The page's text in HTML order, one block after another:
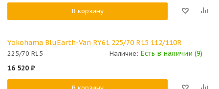
В корзину
Yokohama BluEarth-Van RY61 225/70 R15 112/110R
225/70 R15 Наличие: Есть в наличии (9)
16 520 ₽